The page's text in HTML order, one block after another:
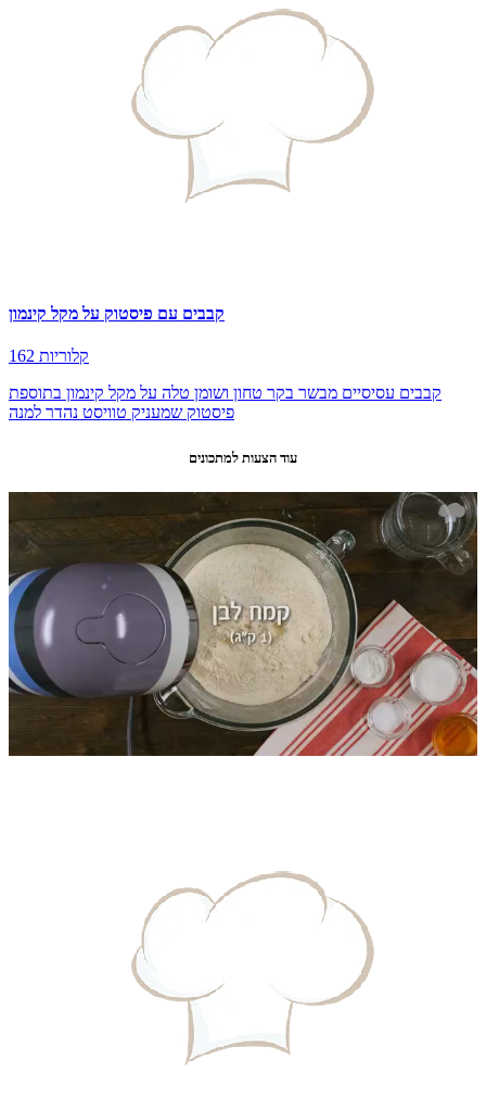
קבבים עם פיסטוק על מקל קינמון
162 קלוריות
קבבים עסיסיים מבשר בקר טחון ושומן טלה על מקל קינמון בתוספת
פיסטוק שמעניק טוויסט נהדר למנה
עוד הצעות למתכונים